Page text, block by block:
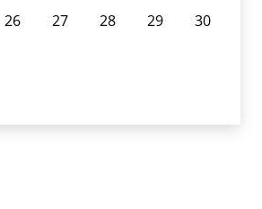
26 27 28 29
30